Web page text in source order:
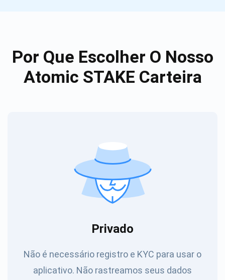
Por Que Escolher O Nosso
Atomic STAKE Carteira
Privado
Não é necessário registro e KYC para usar o
aplicativo. Não rastreamos seus dados